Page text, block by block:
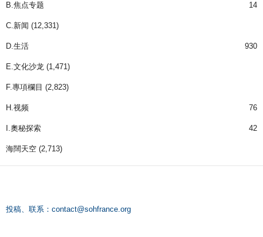
B.焦点专题 14
C.新闻 (12,331)
D.生活 930
E.文化沙龙 (1,471)
F.專項欄目 (2,823)
H.视频 76
I.奧秘探索 42
海闊天空 (2,713)
投稿、联系： contact@sohfrance.org